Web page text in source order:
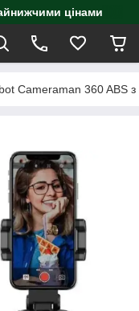
цінами
Cameraman 360 ABS